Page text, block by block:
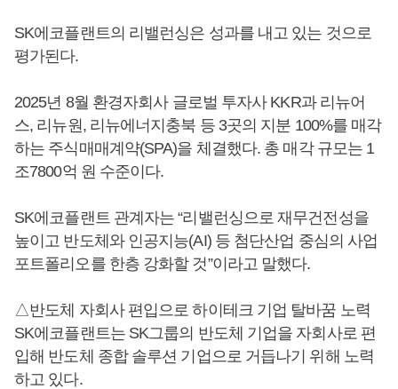
SK에코플랜트의 리밸런싱은 성과를 내고 있는 것으로
평가된다.
2025년 8월 환경자회사 글로벌 투자사 KKR과 리뉴어
스, 리뉴원, 리뉴에너지충북 등 3곳의 지분 100%를 매각
하는 주식매매계약(SPA)을 체결했다. 총 매각 규모는 1
조7800억 원 수준이다.
SK에코플랜트 관계자는 “리밸런싱으로 재무건전성을
높이고 반도체와 인공지능(AI) 등 첨단산업 중심의 사업
포트폴리오를 한층 강화할 것”이라고 말했다.
△반도체 자회사 편입으로 하이테크 기업 탈바꿈 노력
SK에코플랜트는 SK그룹의 반도체 기업을 자회사로 편
입해 반도체 종합 솔루션 기업으로 거듭나기 위해 노력
하고 있다.